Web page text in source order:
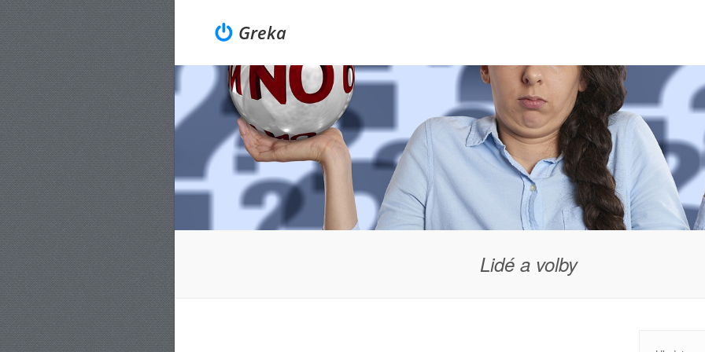
Greka
Lidé a volby